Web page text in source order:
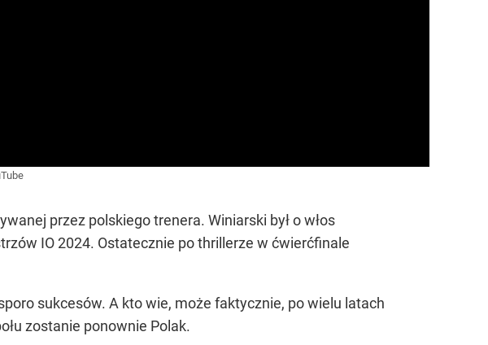
przez polskiego trenera. Winiarski był o włos
IO 2024. Ostatecznie po thrillerze w ćwierćfinale
sukcesów. A kto wie, może faktycznie, po wielu latach
zostanie ponownie Polak.